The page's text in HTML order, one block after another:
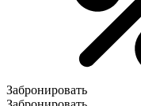
Забронировать